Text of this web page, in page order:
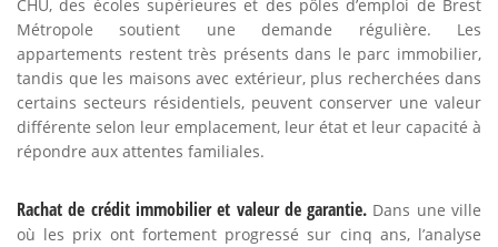
CHU, des écoles supérieures et des pôles d’emploi de Brest
Métropole soutient une demande régulière. Les
appartements restent très présents dans le parc immobilier,
tandis que les maisons avec extérieur, plus recherchées dans
certains secteurs résidentiels, peuvent conserver une valeur
différente selon leur emplacement, leur état et leur capacité à
répondre aux attentes familiales.
Rachat de crédit immobilier et valeur de garantie. Dans une ville
où les prix ont fortement progressé sur cinq ans, l’analyse